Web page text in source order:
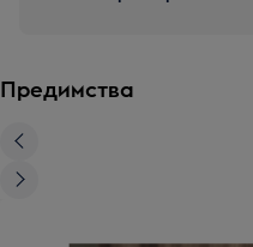
Предимства